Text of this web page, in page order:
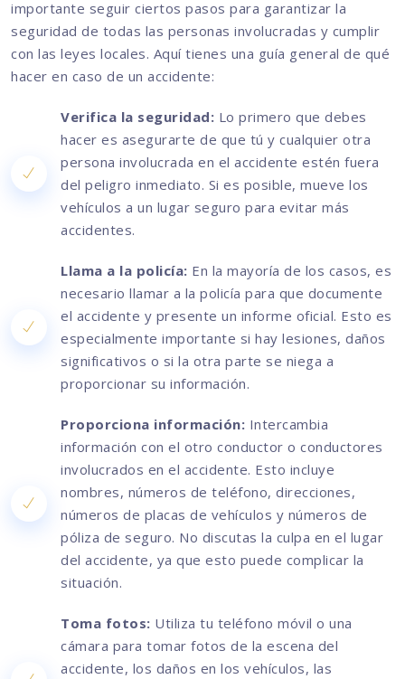
importante seguir ciertos pasos para garantizar la
seguridad de todas las personas involucradas y cumplir
con las leyes locales. Aquí tienes una guía general de qué
hacer en caso de un accidente:
Verifica la seguridad: Lo primero que debes
hacer es asegurarte de que tú y cualquier otra
persona involucrada en el accidente estén fuera
del peligro inmediato. Si es posible, mueve los
vehículos a un lugar seguro para evitar más
accidentes.
Llama a la policía: En la mayoría de los casos, es
necesario llamar a la policía para que documente
el accidente y presente un informe oficial. Esto es
especialmente importante si hay lesiones, daños
significativos o si la otra parte se niega a
proporcionar su información.
Proporciona información: Intercambia
información con el otro conductor o conductores
involucrados en el accidente. Esto incluye
nombres, números de teléfono, direcciones,
números de placas de vehículos y números de
póliza de seguro. No discutas la culpa en el lugar
del accidente, ya que esto puede complicar la
situación.
Toma fotos: Utiliza tu teléfono móvil o una
cámara para tomar fotos de la escena del
accidente, los daños en los vehículos, las